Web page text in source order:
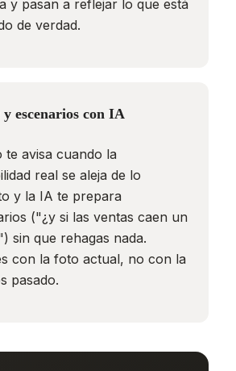
y pasan a reflejar lo que está
de verdad.
y escenarios con IA
te avisa cuando la
real se aleja de lo
y la IA te prepara
("¿y si las ventas caen un
sin que rehagas nada.
con la foto actual, no con la
pasado.